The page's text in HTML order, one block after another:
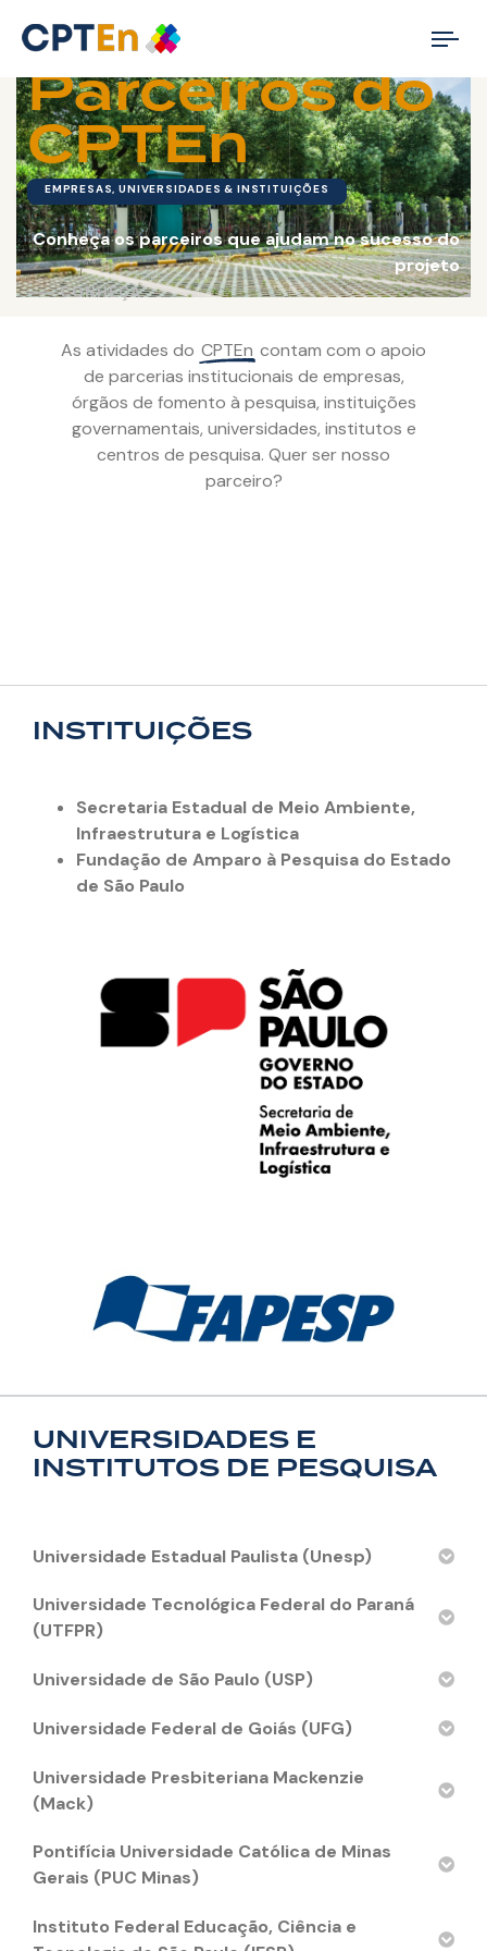
Parceiros do
CPTEn
EMPRESAS, UNIVERSIDADES & INSTITUIÇÕES
Conheça os parceiros que ajudam no sucesso do
projeto
⸺ CONHEÇA
As atividades do CPTEn contam com o apoio
de parcerias institucionais de empresas,
órgãos de fomento à pesquisa, instituições
governamentais, universidades, institutos e
centros de pesquisa. Quer ser nosso
parceiro?
INSTITUIÇÕES
Secretaria Estadual de Meio Ambiente,
Infraestrutura e Logística
Fundação de Amparo à Pesquisa do Estado
de São Paulo
UNIVERSIDADES E
INSTITUTOS DE PESQUISA
Universidade Estadual Paulista (Unesp)
Universidade Tecnológica Federal do Paraná
(UTFPR)
Universidade de São Paulo (USP)
Universidade Federal de Goiás (UFG)
Universidade Presbiteriana Mackenzie
(Mack)
Pontifícia Universidade Católica de Minas
Gerais (PUC Minas)
Instituto Federal Educação, Ciência e